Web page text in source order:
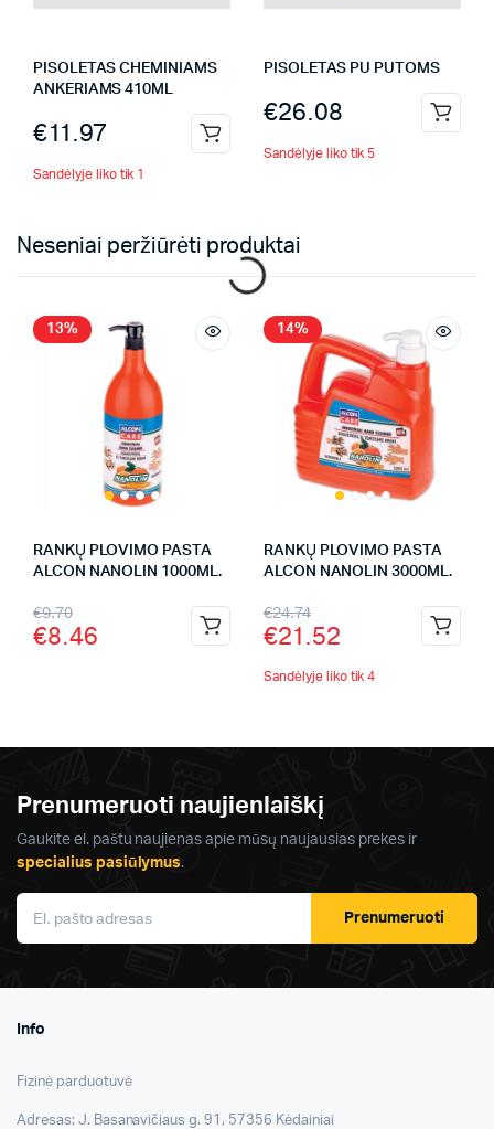
PISOLETAS CHEMINIAMS
ANKERIAMS 410ML
€11.97
Sandėlyje liko tik 1
PISOLETAS PU PUTOMS
€26.08
Sandėlyje liko tik 5
Neseniai peržiūrėti produktai
13%
RANKŲ PLOVIMO PASTA
ALCON NANOLIN 1000ML.
€9.70
€8.46
14%
RANKŲ PLOVIMO PASTA
ALCON NANOLIN 3000ML.
€24.74
€21.52
Sandėlyje liko tik 4
Prenumeruoti naujienlaiškį
Gaukite el. paštu naujienas apie mūsų naujausias prekes ir
specialius pasiūlymus.
Prenumeruoti
Info
Fizinė parduotuvė
Adresas: J. Basanavičiaus g. 91, 57356 Kėdainiai